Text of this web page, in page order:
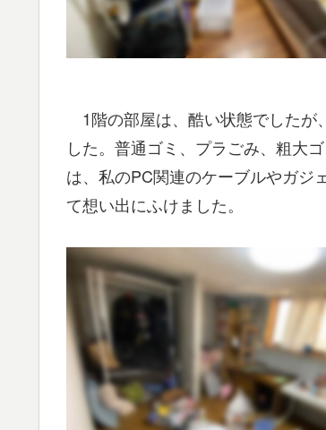
1階の部屋は、酷い状態でしたが
した。普通ゴミ、プラごみ、粗大
は、私のPC関連のケーブルやガジ
て想い出にふけました。